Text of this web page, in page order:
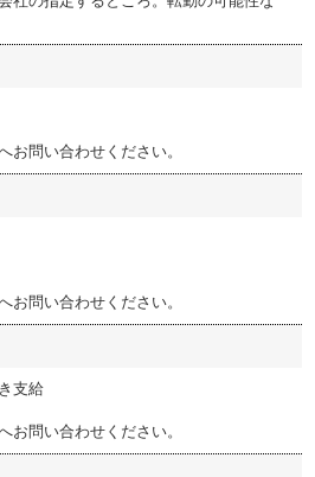
問い合わせください。
問い合わせください。
支給
問い合わせください。